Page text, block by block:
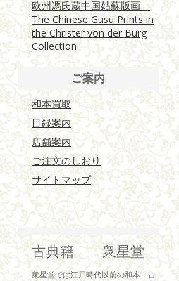
欧州馮氏蔵中国姑蘇版画
The Chinese Gusu Prints in
the Christer von der Burg
Collection
ご案内
和本買取
目録案内
店舗案内
ご注文のしおり
サイトマップ
古典籍 衆星堂
衆星堂では江戸時代以前の和本・古